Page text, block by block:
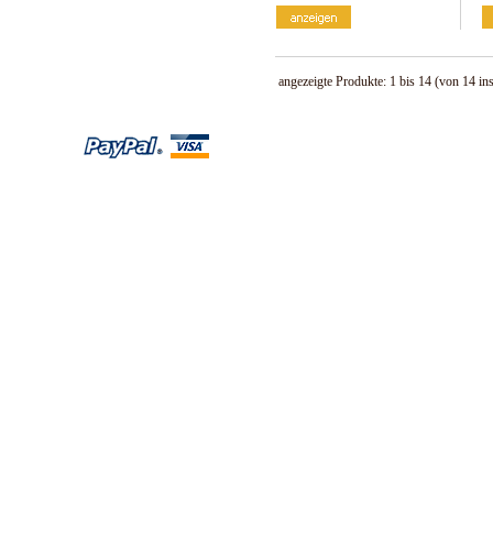
angezeigte Produkte: 1 bis 14 (von 14